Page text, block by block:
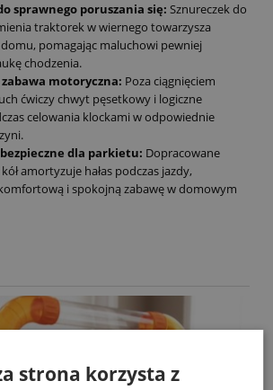
sprawnego poruszania się: Sznureczek do
traktorek w wiernego towarzysza
pomagając maluchowi pewniej
chodzenia.
motoryczna: Poza ciągnięciem
ćwiczy chwyt pęsetkowy i logiczne
celowania klockami w odpowiednie
dla parkietu: Dopracowane
amortyzuje hałas podczas jazdy,
i spokojną zabawę w domowym
strona korzysta z